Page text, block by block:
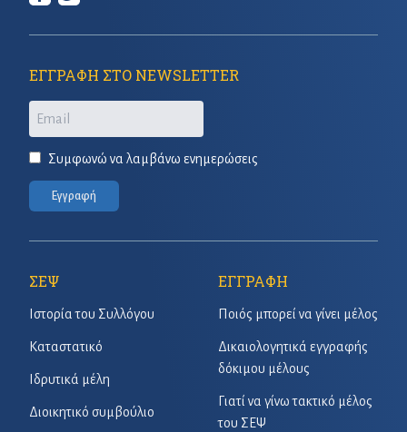
ΕΓΓΡΑΦΗ ΣΤΟ NEWSLETTER
Email
Συμφωνώ να λαμβάνω ενημερώσεις
Εγγραφή
ΣΕΨ
Ιστορία του Συλλόγου
Καταστατικό
Ιδρυτικά μέλη
Διοικητικό συμβούλιο
ΕΓΓΡΑΦΗ
Ποιός μπορεί να γίνει μέλος
Δικαιολογητικά εγγραφής
δόκιμου μέλους
Γιατί να γίνω τακτικό μέλος
του ΣΕΨ